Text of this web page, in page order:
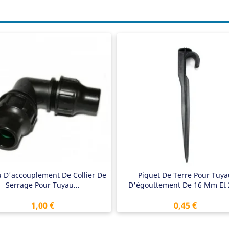
D'accouplement De Collier De
Serrage Pour Tuyau...
Prix
1,00 €
de tuyau d'égouttement
à 90 °
jusqu'à 6 bars
Piquet De Terre Pour
D'égouttement De 16 Mm Et
Prix
0,45 €
Convient aux tuyaux de 16 mm et